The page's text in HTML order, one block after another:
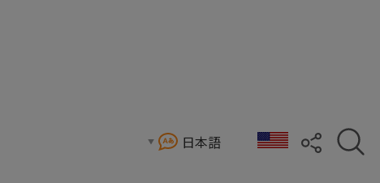
日本語
ミングを強化します。